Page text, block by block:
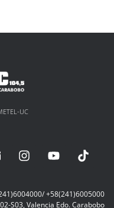
UC
+58(241)6005000
S03, Valencia Edo. Carabobo